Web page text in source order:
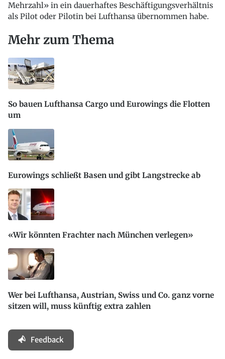
Mehrzahl» in ein dauerhaftes Beschäftigungsverhältnis
als Pilot oder Pilotin bei Lufthansa übernommen habe.
Mehr zum Thema
So bauen Lufthansa Cargo und Eurowings die Flotten
um
Eurowings schließt Basen und gibt Langstrecke ab
«Wir könnten Frachter nach München verlegen»
Wer bei Lufthansa, Austrian, Swiss und Co. ganz vorne
sitzen will, muss künftig extra zahlen
Feedback